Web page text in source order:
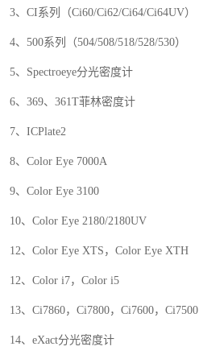
3、 CI系列（Ci60/Ci62/Ci64/Ci64UV）
4、 500系列（504/508/518/528/530）
5、 Spectroeye分光密度计
6、 369、 361T菲林密度计
7、 ICPlate2
8、 Color Eye 7000A
9、 Color Eye 3100
10、 Color Eye 2180/2180UV
12、 Color Eye XTS ， Color Eye XTH
12、 Color i7， Color i5
13、 Ci7860， Ci7800， Ci7600， Ci7500
14、 eXact分光密度计